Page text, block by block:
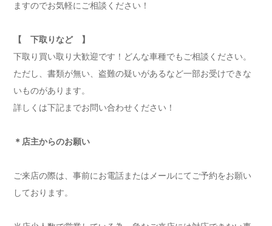
ますのでお気軽にご相談ください！
【 下取りなど 】
下取り買い取り大歓迎です！どんな車種でもご相談ください。
ただし、書類が無い、盗難の疑いがあるなど一部お受けできな
いものがあります。
詳しくは下記までお問い合わせください！
＊店主からのお願い
ご来店の際は、事前にお電話またはメールにてご予約をお願い
しております。